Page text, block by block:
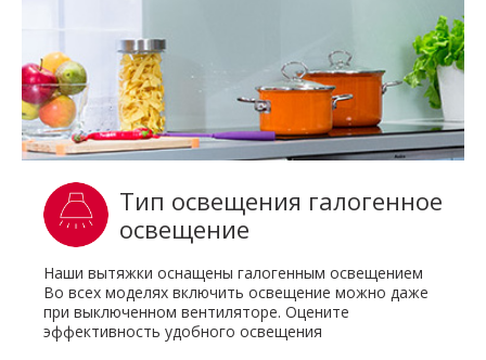
Тип освещения галогенное
освещение
Наши вытяжки оснащены галогенным освещением
Во всех моделях включить освещение можно даже
при выключенном вентиляторе. Оцените
эффективность удобного освещения